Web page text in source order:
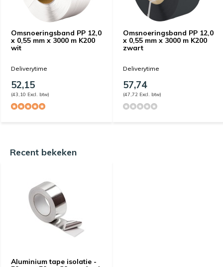
Omsnoeringsband PP 12,0
x 0,55 mm x 3000 m K200
wit
Deliverytime
52,15
(43,10 Excl. btw)
Omsnoeringsband PP 12,0
x 0,55 mm x 3000 m K200
zwart
Deliverytime
57,74
(47,72 Excl. btw)
Recent bekeken
Aluminium tape isolatie -